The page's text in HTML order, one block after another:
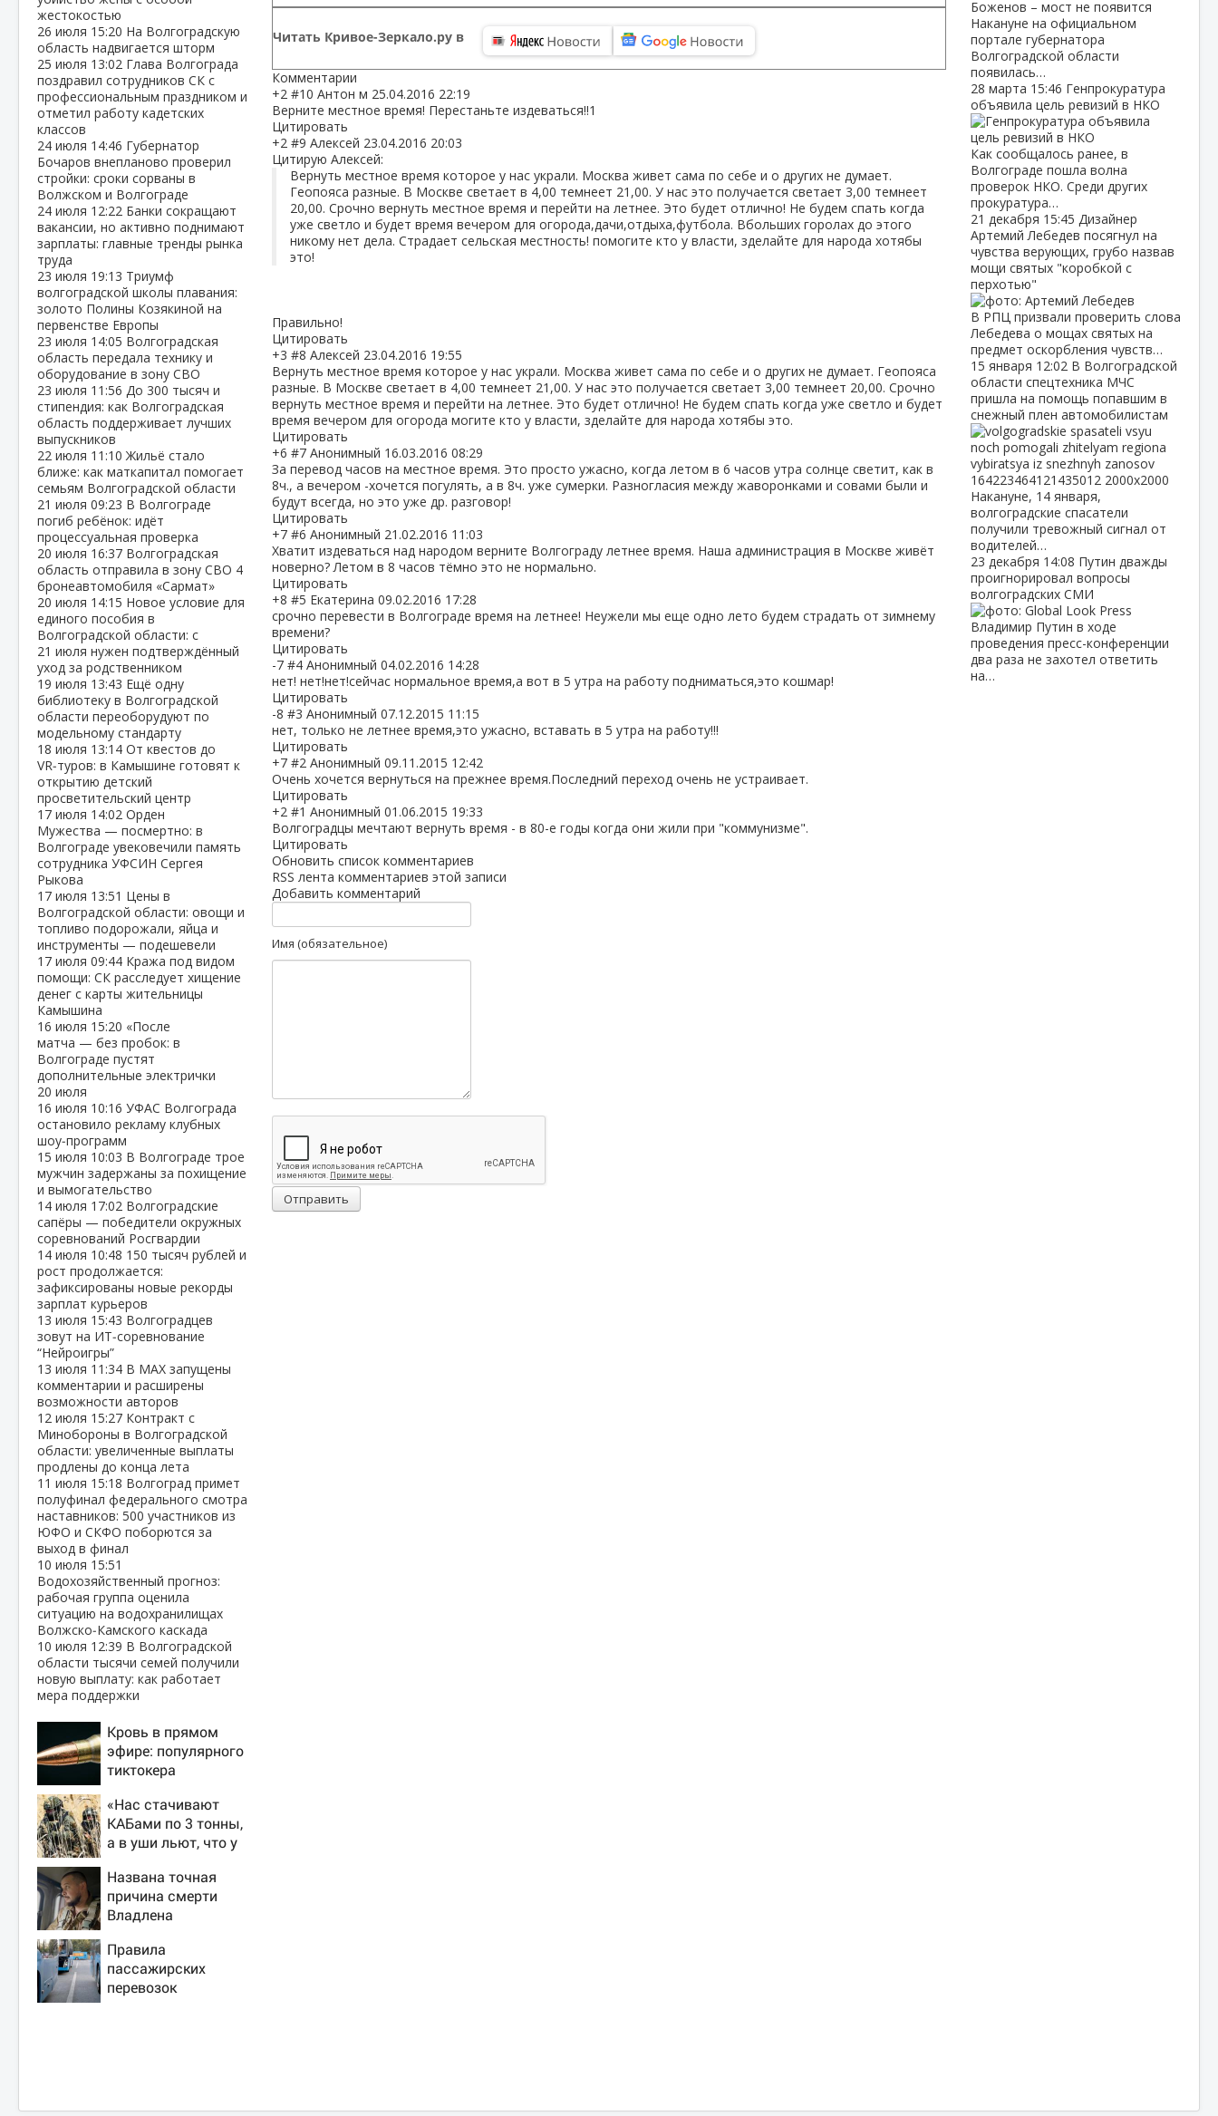
жестокостью
26 июля 15:20 На Волгоградскую
область надвигается шторм
25 июля 13:02 Глава Волгограда
поздравил сотрудников СК с
профессиональным праздником и
отметил работу кадетских
классов
24 июля 14:46 Губернатор
Бочаров внепланово проверил
стройки: сроки сорваны в
Волжском и Волгограде
24 июля 12:22 Банки сокращают
вакансии, но активно поднимают
зарплаты: главные тренды рынка
труда
23 июля 19:13 Триумф
волгоградской школы плавания:
золото Полины Козякиной на
первенстве Европы
23 июля 14:05 Волгоградская
область передала технику и
оборудование в зону СВО
23 июля 11:56 До 300 тысяч и
стипендия: как Волгоградская
область поддерживает лучших
выпускников
22 июля 11:10Жильё стало
ближе: как маткапитал помогает
семьям Волгоградской области
21 июля 09:23 В Волгограде
погиб ребёнок: идёт
процессуальная проверка
20 июля 16:37 Волгоградская
область отправила в зону СВО 4
бронеавтомобиля «Сармат»
20 июля 14:15 Новое условие для
единого пособия в
Волгоградской области: с
21 июля нужен подтверждённый
уход за родственником
19 июля 13:43 Ещё одну
библиотеку в Волгоградской
области переоборудуют по
модельному стандарту
18 июля 13:14 От квестов до
VR‑туров: в Камышине готовят к
открытию детский
просветительский центр
17 июля 14:02 Орден
Мужества — посмертно: в
Волгограде увековечили память
сотрудника УФСИН Сергея
Рыкова
17 июля 13:51 Цены в
Волгоградской области: овощи и
топливо подорожали, яйца и
инструменты — подешевели
17 июля 09:44 Кража под видом
помощи: СК расследует хищение
денег с карты жительницы
Камышина
16 июля 15:20 «После
матча — без пробок: в
Волгограде пустят
дополнительные электрички
20 июля
16 июля 10:16 УФАС Волгограда
остановило рекламу клубных
шоу‑программ
15 июля 10:03 В Волгограде трое
мужчин задержаны за похищение
и вымогательство
14 июля 17:02 Волгоградские
сапёры — победители окружных
соревнований Росгвардии
14 июля 10:48 150 тысяч рублей и
рост продолжается:
зафиксированы новые рекорды
зарплат курьеров
13 июля 15:43 Волгоградцев
зовут на ИТ‑соревнование
“Нейроигры”
13 июля 11:34 В МАХ запущены
комментарии и расширены
возможности авторов
12 июля 15:27 Контракт с
Минобороны в Волгоградской
области: увеличенные выплаты
продлены до конца лета
11 июля 15:18 Волгоград примет
полуфинал федерального смотра
наставников: 500 участников из
ЮФО и СКФО поборются за
выход в финал
10 июля 15:51
Водохозяйственный прогноз:
рабочая группа оценила
ситуацию на водохранилищах
Волжско‑Камского каскада
10 июля 12:39 В Волгоградской
области тысячи семей получили
новую выплату: как работает
мера поддержки
Кровь в прямом
эфире: популярного
тиктокера
ресторана
«Нас стачивают
КАБами по 3 тонны,
а в уши льют, что у
резервов»
Названа точная
причина смерти
Владлена
Новости на Вести.ru
Правила
пассажирских
перевозок
Читать Кривое-Зеркало.ру в
Комментарии
+2 #10 Антон м 25.04.2016 22:19
Верните местное время! Перестаньте издеваться!!1
Цитировать
+2 #9 Алексей 23.04.2016 20:03
Цитирую Алексей:
Вернуть местное время которое у нас украли. Москва живет сама по себе и о других не думает.
Геопояса разные. В Москве светает в 4,00 темнеет 21,00. У нас это получается светает 3,00 темнеет
20,00. Срочно вернуть местное время и перейти на летнее. Это будет отлично! Не будем спать когда
уже светло и будет время вечером для огорода,дачи,отдыха,футбола. Вбольших горолах до этого
никому нет дела. Страдает сельская местность! помогите кто у власти, зделайте для народа хотябы
это!
Правильно!
Цитировать
+3 #8 Алексей 23.04.2016 19:55
Вернуть местное время которое у нас украли. Москва живет сама по себе и о других не думает. Геопояса
разные. В Москве светает в 4,00 темнеет 21,00. У нас это получается светает 3,00 темнеет 20,00. Срочно
вернуть местное время и перейти на летнее. Это будет отлично! Не будем спать когда уже светло и будет
время вечером для огорода могите кто у власти, зделайте для народа хотябы это.
Цитировать
+6 #7 Анонимный 16.03.2016 08:29
За перевод часов на местное время. Это просто ужасно, когда летом в 6 часов утра солнце светит, как в
8ч., а вечером -хочется погулять, а в 8ч. уже сумерки. Разногласия между жаворонками и совами были и
будут всегда, но это уже др. разговор!
Цитировать
+7 #6 Анонимный 21.02.2016 11:03
Хватит издеваться над народом верните Волгограду летнее время. Наша администрация в Москве живёт
новерно? Летом в 8 часов тёмно это не нормально.
Цитировать
+8 #5 Екатерина 09.02.2016 17:28
срочно перевести в Волгограде время на летнее! Неужели мы еще одно лето будем страдать от зимнему
времени?
Цитировать
-7 #4 Анонимный 04.02.2016 14:28
нет! нет!нет!сейчас нормальное время,а вот в 5 утра на работу подниматься,это кошмар!
Цитировать
-8 #3 Анонимный 07.12.2015 11:15
нет, только не летнее время,это ужасно, вставать в 5 утра на работу!!!
Цитировать
+7 #2 Анонимный 09.11.2015 12:42
Очень хочется вернуться на прежнее время.Последний переход очень не устраивает.
Цитировать
+2 #1 Анонимный 01.06.2015 19:33
Волгоградцы мечтают вернуть время - в 80-е годы когда они жили при "коммунизме".
Цитировать
Обновить список комментариев
RSS лента комментариев этой записи
Добавить комментарий
Имя (обязательное)
Отправить
Накануне на официальном
портале губернатора
Волгоградской области
появилась…
28 марта 15:46 Генпрокуратура
объявила цель ревизий в НКО
Как сообщалось ранее, в
Волгограде пошла волна
проверок НКО. Среди других
прокуратура…
21 декабря 15:45 Дизайнер
Артемий Лебедев посягнул на
чувства верующих, грубо назвав
мощи святых "коробкой с
перхотью"
В РПЦ призвали проверить слова
Лебедева о мощах святых на
предмет оскорбления чувств…
15 января 12:02 В Волгоградской
области спецтехника МЧС
пришла на помощь попавшим в
снежный плен автомобилистам
Накануне, 14 января,
волгоградские спасатели
получили тревожный сигнал от
водителей…
23 декабря 14:08 Путин дважды
проигнорировал вопросы
волгоградских СМИ
Владимир Путин в ходе
проведения пресс-конференции
два раза не захотел ответить
на…